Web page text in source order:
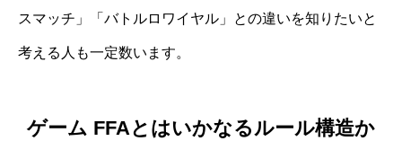
スマッチ」「バトルロワイヤル」との違いを知りたいと
考える人も一定数います。
ゲーム FFAとはいかなるルール構造か